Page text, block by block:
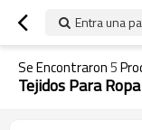
Entra una
Se Encontraron5
Tejidos Para